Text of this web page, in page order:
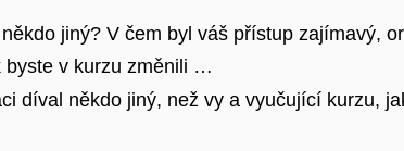
jiný? V čem byl váš přístup zajímavý,
byste v kurzu změnili …
díval někdo jiný, než vy a vyučující kurzu,